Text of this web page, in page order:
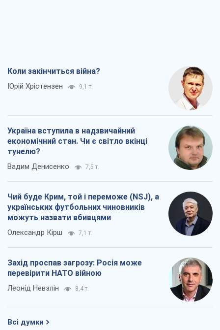
Коли закінчиться війна?
Юрій Хрістензен 9,1 т.
Україна вступила в надзвичайний
економічний стан. Чи є світло вкінці
тунелю?
Вадим Денисенко 7,5 т.
Чий буде Крим, той і переможе (NSJ), а
українських футбольних чиновників
можуть назвати вбивцями
Олександр Кірш 7,1 т.
Захід проспав загрозу: Росія може
перевірити НАТО війною
Леонід Невзлін 8,4 т.
Всі думки